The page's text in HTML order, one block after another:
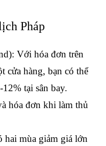
Pháp
Với hóa đơn trên
cửa hàng, bạn có thể
tại sân bay.
hóa đơn khi làm thủ
hai mùa giảm giá lớn